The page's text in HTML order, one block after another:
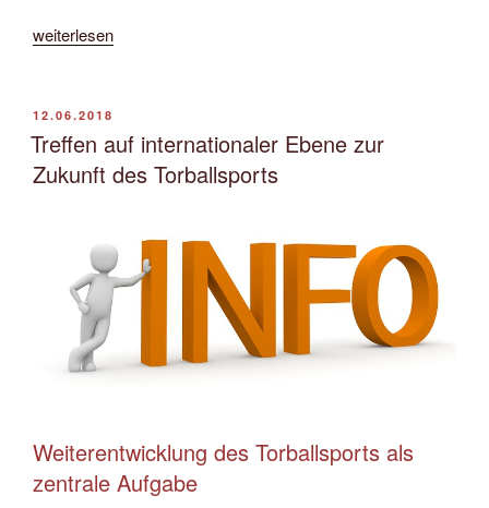
„SV
feiert
ersten
Meistertitel,
Berlin
weiterlesen
VERÖFFENTLICHT
AM
12.06.2018
Treffen auf internationaler Ebene zur
Zukunft des Torballsports
Weiterentwicklung des Torballsports als
zentrale Aufgabe